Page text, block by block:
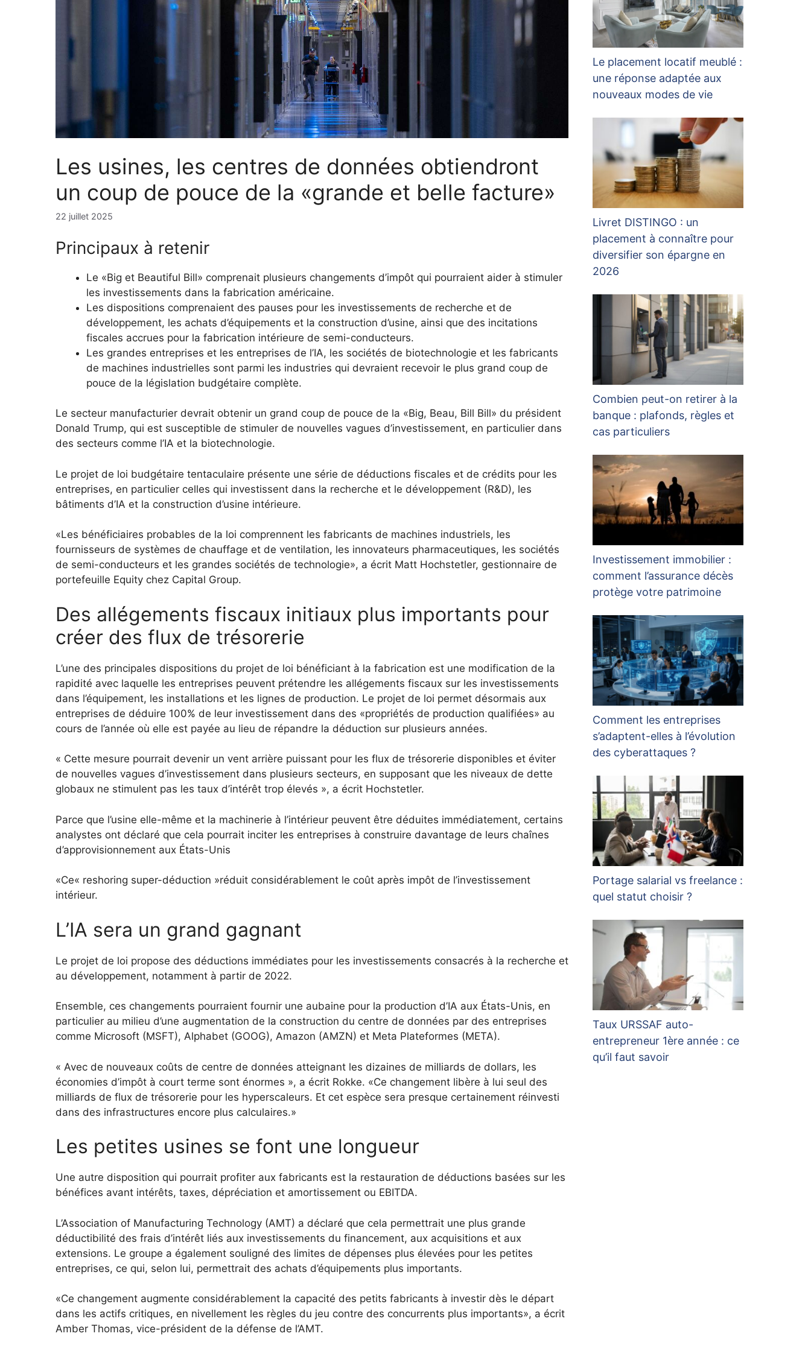
Les usines, les centres de données obtiendront
un coup de pouce de la «grande et belle facture»
22 juillet 2025
Principaux à retenir
Le «Big et Beautiful Bill» comprenait plusieurs changements d’impôt qui pourraient aider à stimuler
les investissements dans la fabrication américaine.
Les dispositions comprenaient des pauses pour les investissements de recherche et de
développement, les achats d’équipements et la construction d’usine, ainsi que des incitations
fiscales accrues pour la fabrication intérieure de semi-conducteurs.
Les grandes entreprises et les entreprises de l’IA, les sociétés de biotechnologie et les fabricants
de machines industrielles sont parmi les industries qui devraient recevoir le plus grand coup de
pouce de la législation budgétaire complète.
Le secteur manufacturier devrait obtenir un grand coup de pouce de la «Big, Beau, Bill Bill» du président
Donald Trump, qui est susceptible de stimuler de nouvelles vagues d’investissement, en particulier dans
des secteurs comme l’IA et la biotechnologie.
Le projet de loi budgétaire tentaculaire présente une série de déductions fiscales et de crédits pour les
entreprises, en particulier celles qui investissent dans la recherche et le développement (R&D), les
bâtiments d’IA et la construction d’usine intérieure.
«Les bénéficiaires probables de la loi comprennent les fabricants de machines industriels, les
fournisseurs de systèmes de chauffage et de ventilation, les innovateurs pharmaceutiques, les sociétés
de semi-conducteurs et les grandes sociétés de technologie», a écrit Matt Hochstetler, gestionnaire de
portefeuille Equity chez Capital Group.
Des allégements fiscaux initiaux plus importants pour
créer des flux de trésorerie
L’une des principales dispositions du projet de loi bénéficiant à la fabrication est une modification de la
rapidité avec laquelle les entreprises peuvent prétendre les allégements fiscaux sur les investissements
dans l’équipement, les installations et les lignes de production. Le projet de loi permet désormais aux
entreprises de déduire 100% de leur investissement dans des «propriétés de production qualifiées» au
cours de l’année où elle est payée au lieu de répandre la déduction sur plusieurs années.
« Cette mesure pourrait devenir un vent arrière puissant pour les flux de trésorerie disponibles et éviter
de nouvelles vagues d’investissement dans plusieurs secteurs, en supposant que les niveaux de dette
globaux ne stimulent pas les taux d’intérêt trop élevés », a écrit Hochstetler.
Parce que l’usine elle-même et la machinerie à l’intérieur peuvent être déduites immédiatement, certains
analystes ont déclaré que cela pourrait inciter les entreprises à construire davantage de leurs chaînes
d’approvisionnement aux États-Unis
«Ce« reshoring super-déduction »réduit considérablement le coût après impôt de l’investissement
intérieur.
L’IA sera un grand gagnant
Le projet de loi propose des déductions immédiates pour les investissements consacrés à la recherche et
au développement, notamment à partir de 2022.
Ensemble, ces changements pourraient fournir une aubaine pour la production d’IA aux États-Unis, en
particulier au milieu d’une augmentation de la construction du centre de données par des entreprises
comme Microsoft (MSFT), Alphabet (GOOG), Amazon (AMZN) et Meta Plateformes (META).
« Avec de nouveaux coûts de centre de données atteignant les dizaines de milliards de dollars, les
économies d’impôt à court terme sont énormes », a écrit Rokke. «Ce changement libère à lui seul des
milliards de flux de trésorerie pour les hyperscaleurs. Et cet espèce sera presque certainement réinvesti
dans des infrastructures encore plus calculaires.»
Les petites usines se font une longueur
Une autre disposition qui pourrait profiter aux fabricants est la restauration de déductions basées sur les
bénéfices avant intérêts, taxes, dépréciation et amortissement ou EBITDA.
L’Association of Manufacturing Technology (AMT) a déclaré que cela permettrait une plus grande
déductibilité des frais d’intérêt liés aux investissements du financement, aux acquisitions et aux
extensions. Le groupe a également souligné des limites de dépenses plus élevées pour les petites
entreprises, ce qui, selon lui, permettrait des achats d’équipements plus importants.
«Ce changement augmente considérablement la capacité des petits fabricants à investir dès le départ
dans les actifs critiques, en nivellement les règles du jeu contre des concurrents plus importants», a écrit
Amber Thomas, vice-président de la défense de l’AMT.
Le placement locatif meublé :
une réponse adaptée aux
nouveaux modes de vie
Livret DISTINGO : un
placement à connaître pour
diversifier son épargne en
2026
Combien peut-on retirer à la
banque : plafonds, règles et
cas particuliers
Investissement immobilier :
comment l’assurance décès
protège votre patrimoine
Comment les entreprises
s’adaptent-elles à l’évolution
des cyberattaques ?
Portage salarial vs freelance :
quel statut choisir ?
Taux URSSAF auto-
entrepreneur 1ère année : ce
qu’il faut savoir